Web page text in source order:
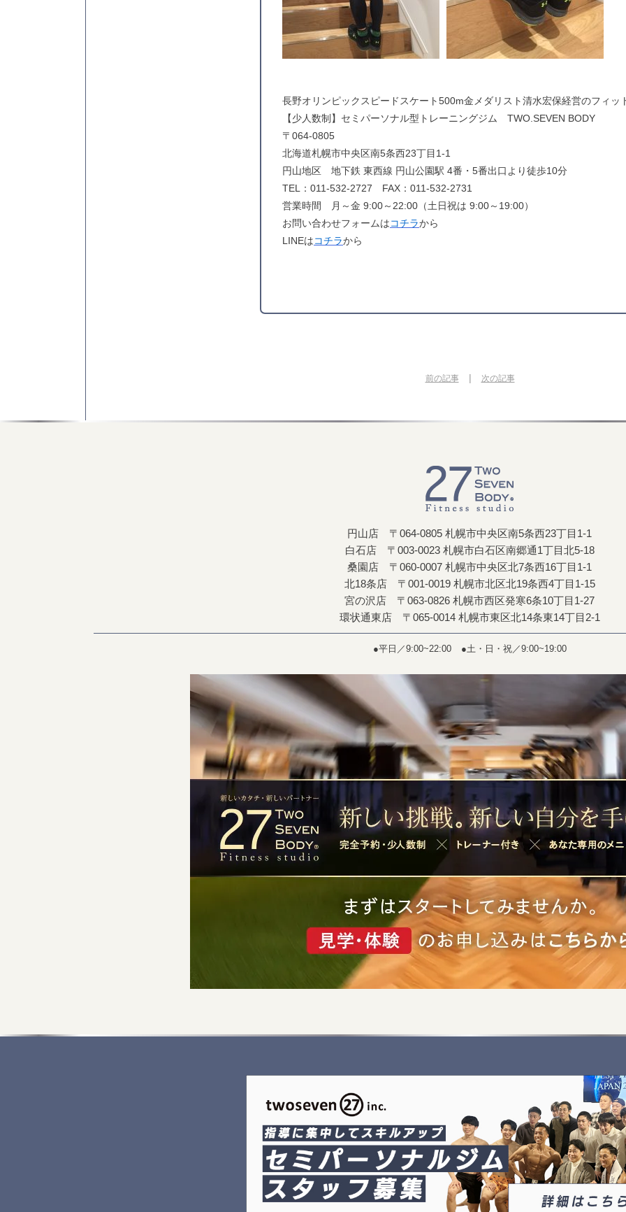
長野オリンピックスピードスケート500m金メダリスト清水宏保経営のフィッ
【少人数制】セミパーソナル型トレーニングジム TWO.SEVEN BODY
〒064-0805
北海道札幌市中央区南5条西23丁目1-1
円山地区 地下鉄 東西線 円山公園駅 4番・5番出口より徒歩10分
TEL：011-532-2727 FAX：011-532-2731
営業時間 月～金 9:00～22:00（土日祝は 9:00～19:00）
お問い合わせフォームはコチラから
LINEはコチラから
前の記事| 次の記事
円山店 〒064-0805 札幌市中央区南5条西23丁目1-1
白石店 〒003-0023 札幌市白石区南郷通1丁目北5-18
桑園店 〒060-0007 札幌市中央区北7条西16丁目1-1
北18条店 〒001-0019 札幌市北区北19条西4丁目1-15
宮の沢店 〒063-0826 札幌市西区発寒6条10丁目1-27
環状通東店 〒065-0014 札幌市東区北14条東14丁目2-1
●平日／9:00~22:00 ●土・日・祝／9:00~19:00